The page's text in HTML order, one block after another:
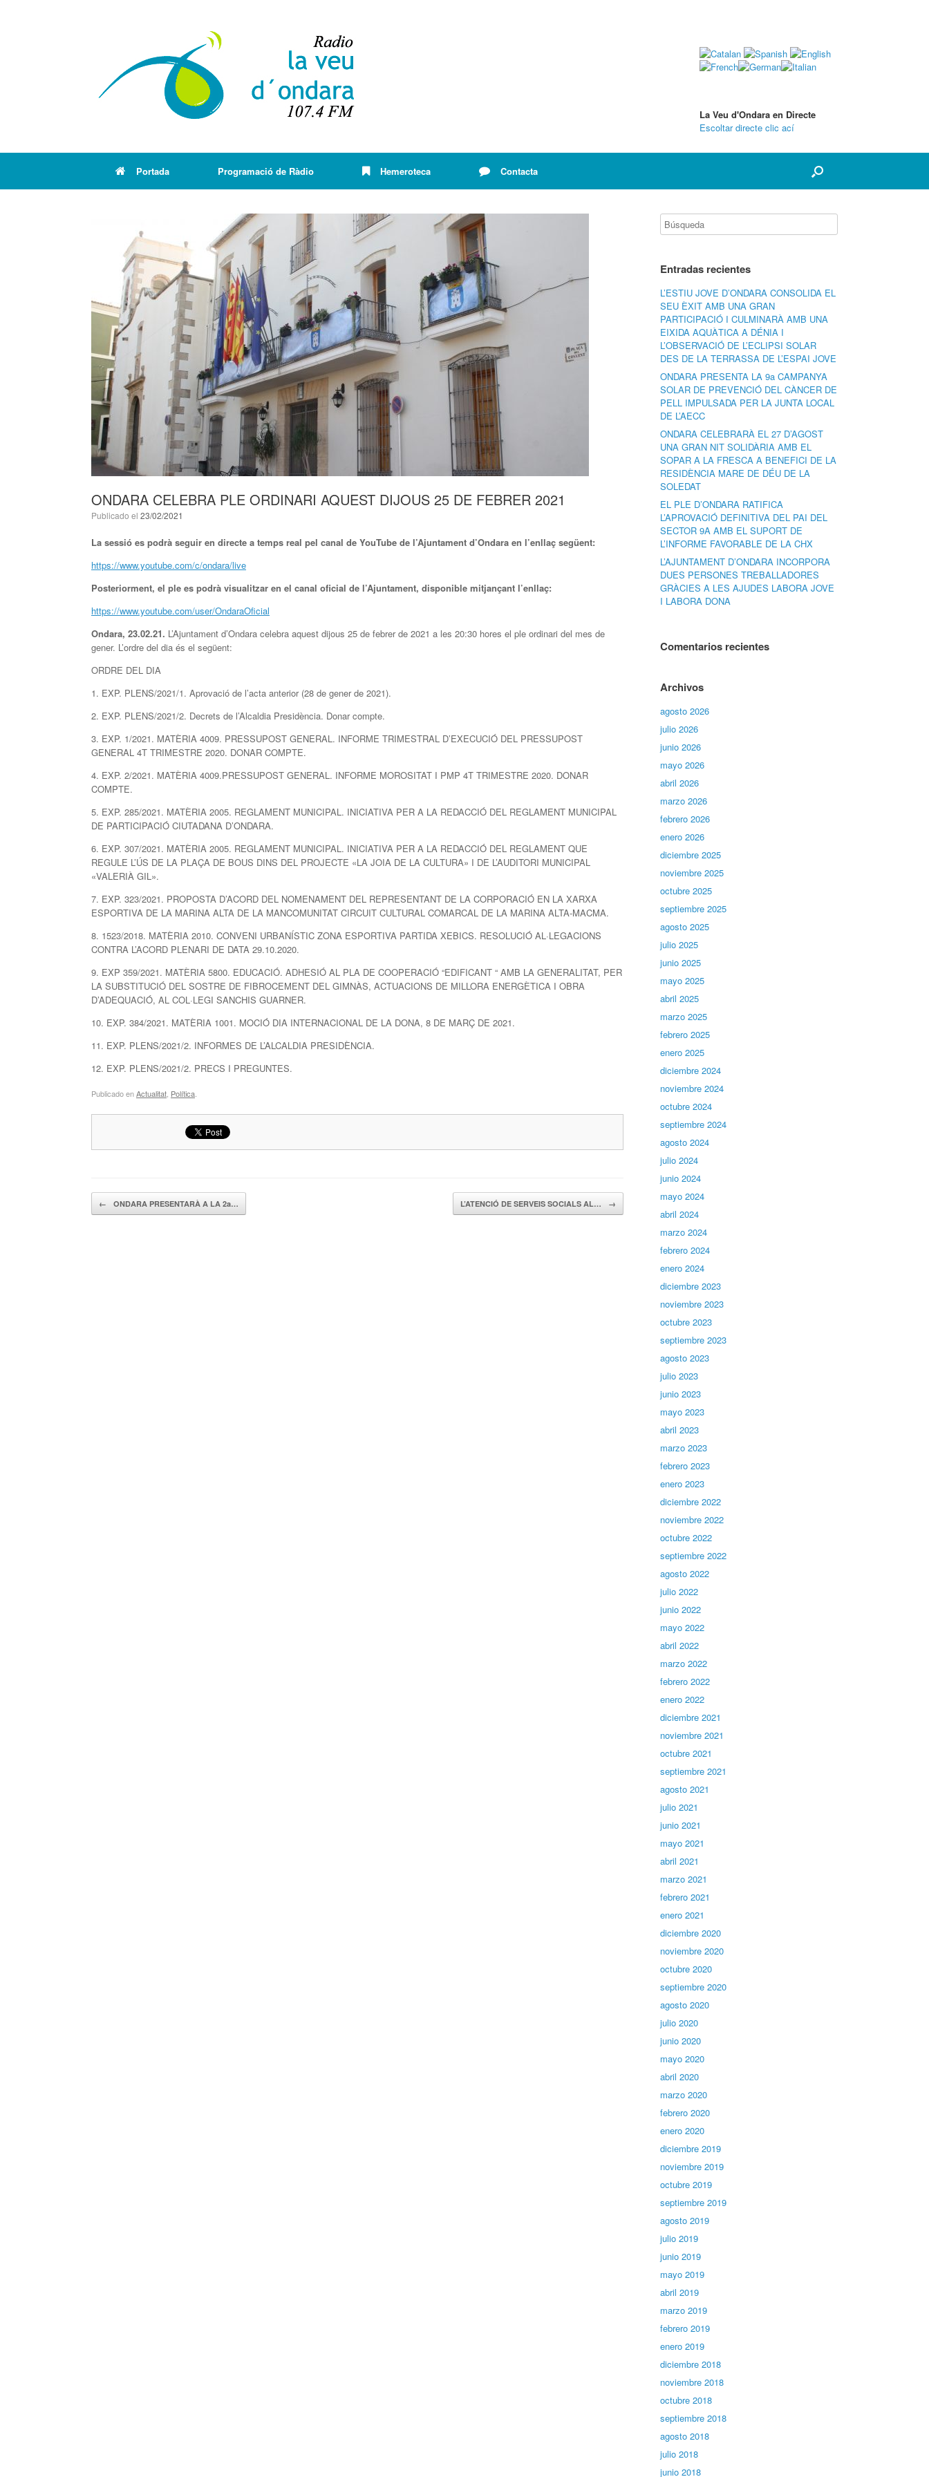
La Veu d'Ondara en Directe
Escoltar directe clic ací
Portada Programació de Ràdio Hemeroteca Contacta
ONDARA CELEBRA PLE ORDINARI AQUEST DIJOUS 25 DE FEBRER 2021
Publicado el 23/02/2021
La sessió es podrà seguir en directe a temps real pel canal de YouTube de l’Ajuntament d’Ondara en l’enllaç següent:
https://www.youtube.com/c/ondara/live
Posteriorment, el ple es podrà visualitzar en el canal oficial de l’Ajuntament, disponible mitjançant l’enllaç:
https://www.youtube.com/user/OndaraOficial
Ondara, 23.02.21. L’Ajuntament d’Ondara celebra aquest dijous 25 de febrer de 2021 a les 20:30 hores el ple ordinari del mes de
gener. L’ordre del dia és el següent:
ORDRE DEL DIA
1. EXP. PLENS/2021/1. Aprovació de l’acta anterior (28 de gener de 2021).
2. EXP. PLENS/2021/2. Decrets de l’Alcaldia Presidència. Donar compte.
3. EXP. 1/2021. MATÈRIA 4009. PRESSUPOST GENERAL. INFORME TRIMESTRAL D’EXECUCIÓ DEL PRESSUPOST
GENERAL 4T TRIMESTRE 2020. DONAR COMPTE.
4. EXP. 2/2021. MATÈRIA 4009.PRESSUPOST GENERAL. INFORME MOROSITAT I PMP 4T TRIMESTRE 2020. DONAR
COMPTE.
5. EXP. 285/2021. MATÈRIA 2005. REGLAMENT MUNICIPAL. INICIATIVA PER A LA REDACCIÓ DEL REGLAMENT MUNICIPAL
DE PARTICIPACIÓ CIUTADANA D’ONDARA.
6. EXP. 307/2021. MATÈRIA 2005. REGLAMENT MUNICIPAL. INICIATIVA PER A LA REDACCIÓ DEL REGLAMENT QUE
REGULE L’ÚS DE LA PLAÇA DE BOUS DINS DEL PROJECTE «LA JOIA DE LA CULTURA» I DE L’AUDITORI MUNICIPAL
«VALERIÀ GIL».
7. EXP. 323/2021. PROPOSTA D’ACORD DEL NOMENAMENT DEL REPRESENTANT DE LA CORPORACIÓ EN LA XARXA
ESPORTIVA DE LA MARINA ALTA DE LA MANCOMUNITAT CIRCUIT CULTURAL COMARCAL DE LA MARINA ALTA-MACMA.
8. 1523/2018. MATÈRIA 2010. CONVENI URBANÍSTIC ZONA ESPORTIVA PARTIDA XEBICS. RESOLUCIÓ AL·LEGACIONS
CONTRA L’ACORD PLENARI DE DATA 29.10.2020.
9. EXP 359/2021. MATÈRIA 5800. EDUCACIÓ. ADHESIÓ AL PLA DE COOPERACIÓ “EDIFICANT “ AMB LA GENERALITAT, PER
LA SUBSTITUCIÓ DEL SOSTRE DE FIBROCEMENT DEL GIMNÀS, ACTUACIONS DE MILLORA ENERGÈTICA I OBRA
D’ADEQUACIÓ, AL COL·LEGI SANCHIS GUARNER.
10. EXP. 384/2021. MATÈRIA 1001. MOCIÓ DIA INTERNACIONAL DE LA DONA, 8 DE MARÇ DE 2021.
11. EXP. PLENS/2021/2. INFORMES DE L’ALCALDIA PRESIDÈNCIA.
12. EXP. PLENS/2021/2. PRECS I PREGUNTES.
Publicado enActualitat Política
Navegador de artículos
← ONDARA PRESENTARÀ A LA 2a… L’ATENCIÓ DE SERVEIS SOCIALS AL… →
Entradas recientes
L’ESTIU JOVE D’ONDARA CONSOLIDA EL
SEU ÈXIT AMB UNA GRAN
PARTICIPACIÓ I CULMINARÀ AMB UNA
EIXIDA AQUÀTICA A DÉNIA I
L’OBSERVACIÓ DE L’ECLIPSI SOLAR
DES DE LA TERRASSA DE L’ESPAI JOVE
ONDARA PRESENTA LA 9a CAMPANYA
SOLAR DE PREVENCIÓ DEL CÀNCER DE
PELL IMPULSADA PER LA JUNTA LOCAL
DE L’AECC
ONDARA CELEBRARÀ EL 27 D’AGOST
UNA GRAN NIT SOLIDÀRIA AMB EL
SOPAR A LA FRESCA A BENEFICI DE LA
RESIDÈNCIA MARE DE DÉU DE LA
SOLEDAT
EL PLE D’ONDARA RATIFICA
L’APROVACIÓ DEFINITIVA DEL PAI DEL
SECTOR 9A AMB EL SUPORT DE
L’INFORME FAVORABLE DE LA CHX
L’AJUNTAMENT D’ONDARA INCORPORA
DUES PERSONES TREBALLADORES
GRÀCIES A LES AJUDES LABORA JOVE
I LABORA DONA
Comentarios recientes
Archivos
agosto 2026
julio 2026
junio 2026
mayo 2026
abril 2026
marzo 2026
febrero 2026
enero 2026
diciembre 2025
noviembre 2025
octubre 2025
septiembre 2025
agosto 2025
julio 2025
junio 2025
mayo 2025
abril 2025
marzo 2025
febrero 2025
enero 2025
diciembre 2024
noviembre 2024
octubre 2024
septiembre 2024
agosto 2024
julio 2024
junio 2024
mayo 2024
abril 2024
marzo 2024
febrero 2024
enero 2024
diciembre 2023
noviembre 2023
octubre 2023
septiembre 2023
agosto 2023
julio 2023
junio 2023
mayo 2023
abril 2023
marzo 2023
febrero 2023
enero 2023
diciembre 2022
noviembre 2022
octubre 2022
septiembre 2022
agosto 2022
julio 2022
junio 2022
mayo 2022
abril 2022
marzo 2022
febrero 2022
enero 2022
diciembre 2021
noviembre 2021
octubre 2021
septiembre 2021
agosto 2021
julio 2021
junio 2021
mayo 2021
abril 2021
marzo 2021
febrero 2021
enero 2021
diciembre 2020
noviembre 2020
octubre 2020
septiembre 2020
agosto 2020
julio 2020
junio 2020
mayo 2020
abril 2020
marzo 2020
febrero 2020
enero 2020
diciembre 2019
noviembre 2019
octubre 2019
septiembre 2019
agosto 2019
julio 2019
junio 2019
mayo 2019
abril 2019
marzo 2019
febrero 2019
enero 2019
diciembre 2018
noviembre 2018
octubre 2018
septiembre 2018
agosto 2018
julio 2018
junio 2018